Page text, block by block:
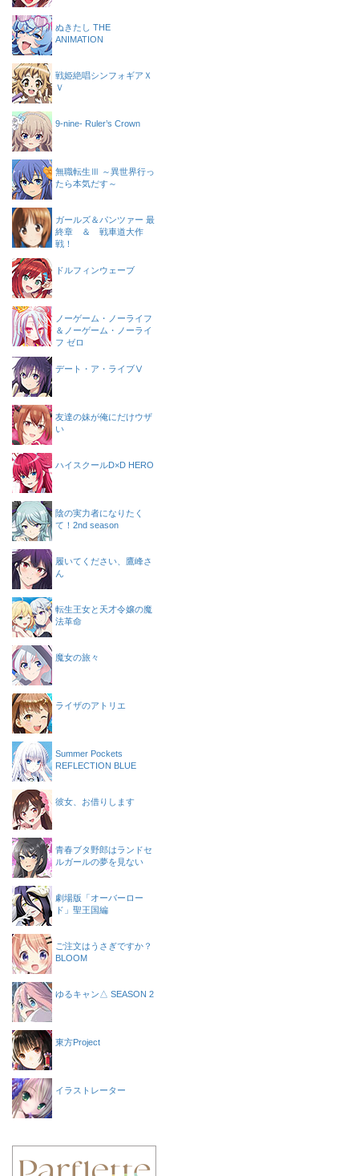
ぬきたし THE
ANIMATION
戦姫絶唱シンフォギアＸ
Ｖ
9-nine- Ruler’s Crown
無職転生Ⅲ ～異世界行っ
たら本気だす～
ガールズ＆パンツァー 最
終章 ＆ 戦車道大作
戦！
ドルフィンウェーブ
ノーゲーム・ノーライフ
＆ノーゲーム・ノーライ
フ ゼロ
デート・ア・ライブⅤ
友達の妹が俺にだけウザ
い
ハイスクールD×D HERO
陰の実力者になりたく
て！2nd season
履いてください、鷹峰さ
ん
転生王女と天才令嬢の魔
法革命
魔女の旅々
ライザのアトリエ
Summer Pockets
REFLECTION BLUE
彼女、お借りします
青春ブタ野郎はランドセ
ルガールの夢を見ない
劇場版「オーバーロー
ド」聖王国編
ご注文はうさぎですか？
BLOOM
ゆるキャン△ SEASON 2
東方Project
イラストレーター